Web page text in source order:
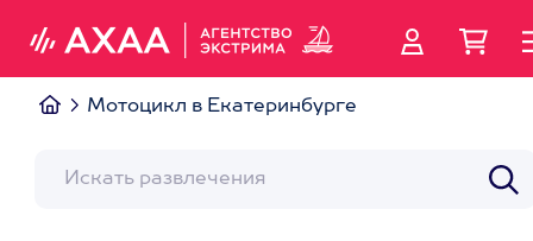
Мотоцикл в Екатеринбурге